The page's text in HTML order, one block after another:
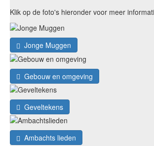
Klik op de foto's hieronder voor meer
Jonge Muggen
Gebouw en omgeving
Geveltekens
Ambachts lieden